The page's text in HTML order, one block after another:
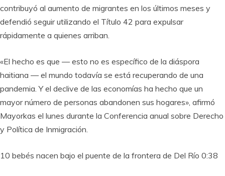
contribuyó al aumento de migrantes en los últimos meses y
defendió seguir utilizando el Título 42 para expulsar
rápidamente a quienes arriban.
«El hecho es que — esto no es específico de la diáspora
haitiana — el mundo todavía se está recuperando de una
pandemia. Y el declive de las economías ha hecho que un
mayor número de personas abandonen sus hogares», afirmó
Mayorkas el lunes durante la Conferencia anual sobre Derecho
y Política de Inmigración.
10 bebés nacen bajo el puente de la frontera de Del Río 0:38